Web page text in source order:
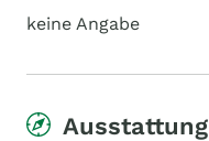
keine Angabe
Ausstattung